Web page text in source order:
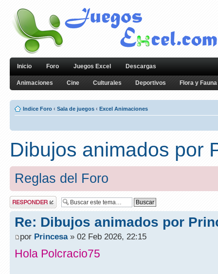
Inicio Foro Juegos Excel Descargas
Animaciones Cine Culturales Deportivos Flora y Fauna
Indice Foro ‹ Sala de juegos ‹ Excel Animaciones
Dibujos animados por
Reglas del Foro
Publicar una
respuesta
Re: Dibujos animados por
por Princesa» 02 Feb 2026, 22:15
Hola Polcracio75